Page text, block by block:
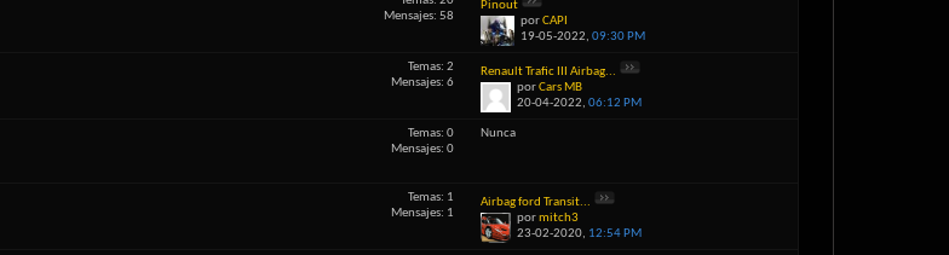
Mensajes: 58
Pinout
porCAPI
19-05-2022,09:30 PM
Temas: 2
Mensajes: 6
Renault Trafic III Airbag...
porCars MB
20-04-2022, 06:12 PM
Temas: 0
Mensajes: 0
Nunca
Temas: 1
Mensajes: 1
Airbag ford Transit...
pormitch3
23-02-2020, 12:54 PM